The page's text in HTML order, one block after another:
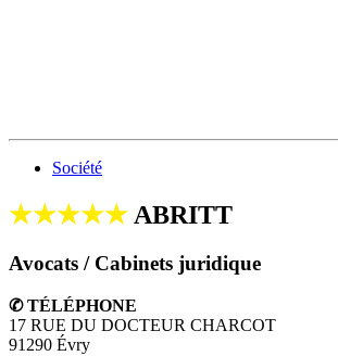
Société
★★★★★ ABRITT
Avocats / Cabinets juridique
✆ TÉLÉPHONE
17 RUE DU DOCTEUR CHARCOT
91290 Évry